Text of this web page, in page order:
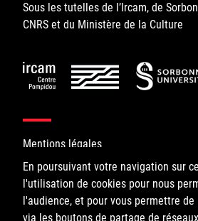
Offres d'emplois/stages
En poursuivant votre navigation sur
l'utilisation de cookies pour nous
l'audience, et pour vous permettre
via les boutons de partage de
Sous les tutelles de l’Ircam, de
CNRS et du Ministère de la Culture
Mentions légales
©IRCAM, 2026. All Rights Reserved.
1, place Igor-Stravinsky